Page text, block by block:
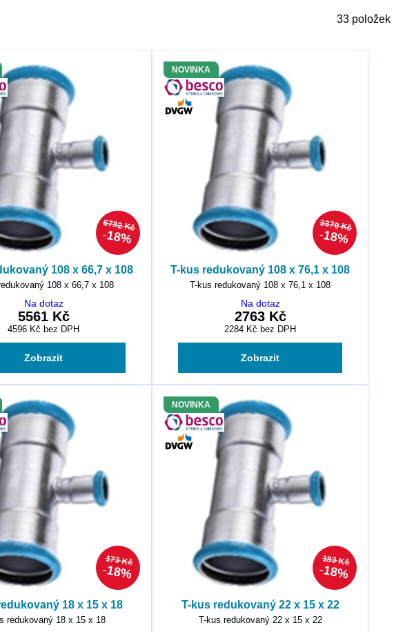
33 položek
6782 Kč
18%
108 x 66,7 x 108
108 x 66,7 x 108
Na dotaz
5561 Kč
4596 Kč bez DPH
Zobrazit
3370 Kč
18%
NOVINKA
T-kus redukovaný 108 x 76,1 x 108
T-kus redukovaný 108 x 76,1 x 108
Na dotaz
2763 Kč
2284 Kč bez DPH
Zobrazit
173 Kč
18%
18 x 15 x 18
T-kus redukovaný 18 x 15 x 18
183 Kč
18%
NOVINKA
T-kus redukovaný 22 x 15 x 22
T-kus redukovaný 22 x 15 x 22